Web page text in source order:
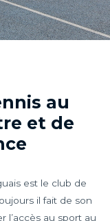
au
et de
est le club de
il fait de son
l’accès au sport au